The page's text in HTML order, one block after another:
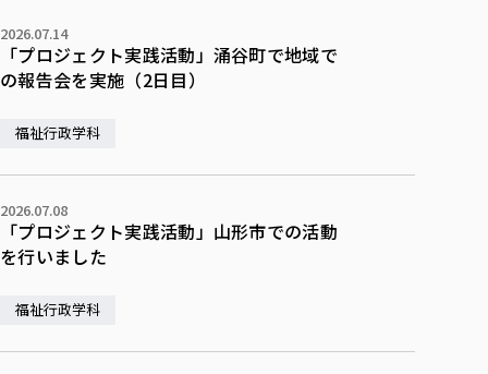
2026.07.14
「プロジェクト実践活動」涌谷町で地域で
の報告会を実施（2日目）
福祉行政学科
2026.07.08
「プロジェクト実践活動」山形市での活動
を行いました
福祉行政学科